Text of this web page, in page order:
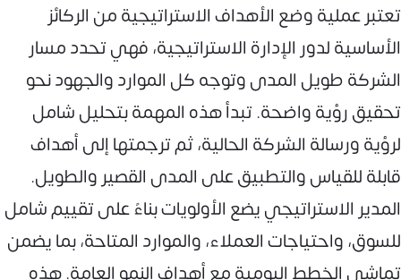
تعتبر عملية وضع الأهداف الاستراتيجية من الركائز
الأساسية لدور الإدارة الاستراتيجية، فهي تحدد مسار
الشركة طويل المدى وتوجه كل الموارد والجهود نحو
تحقيق رؤية واضحة. تبدأ هذه المهمة بتحليل شامل
لرؤية ورسالة الشركة الحالية، ثم ترجمتها إلى أهداف
قابلة للقياس والتطبيق على المدى القصير والطويل.
المدير الاستراتيجي يضع الأولويات بناءً على تقييم شامل
للسوق، واحتياجات العملاء، والموارد المتاحة، بما يضمن
تماشي الخطط اليومية مع أهداف النمو العامة. هذه